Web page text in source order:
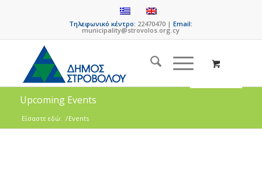
Τηλεφωνικό κέντρο: 22470470 |Email:
municipality@strovolos.org.cy
Upcoming Events
Είσαστε εδώ: /Events